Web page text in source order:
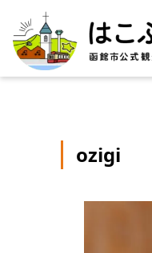
ozigi